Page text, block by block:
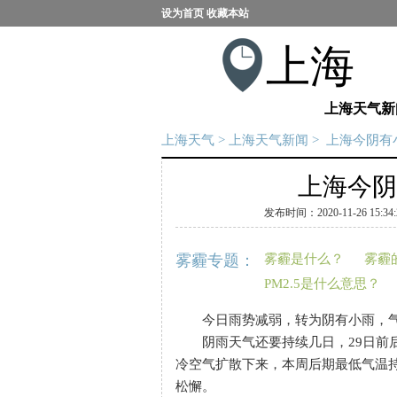
设为首页 收藏本站
上海
上海天气
上海天气 > 上海天气新闻 > 上海今阴有
上海今
发布时间：2020-11-26
雾霾专题： 雾霾是什么？ 雾霾
PM2.5是什么意思？
今日雨势减弱，转为阴有小雨，气
阴雨天气还要持续几日，29日前后
冷空气扩散下来，本周后期最低气温
松懈。